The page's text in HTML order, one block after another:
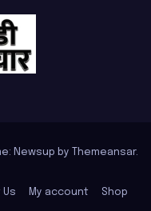
Newsup by Themeansar.
My account Shop